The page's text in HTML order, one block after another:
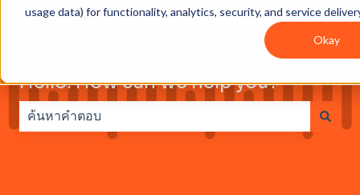
usage data) for functionality, analytics, security, and service
Okay
Hello. How can we help you?
ไม่มีการเสนอแนะเพราะช่องการค้นหาว่าง